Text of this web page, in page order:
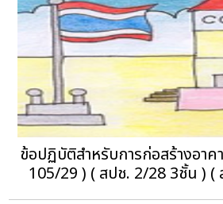
ข้อปฏิบัติสำหรับการก่อสร้างอาค
105/29 ) ( สปช. 2/28 3ชั้น ) (